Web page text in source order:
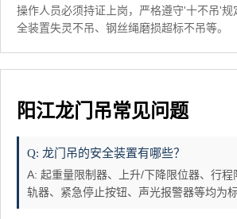
操作人员必须持证上岗，严格遵守'十不吊'规
全装置失灵不吊、钢丝绳磨损超标不吊等。
阳江龙门吊常见问题
Q: 龙门吊的安全装置有哪些？
A: 起重量限制器、上升/下降限位器、行
轨器、紧急停止按钮、声光报警器等均为标